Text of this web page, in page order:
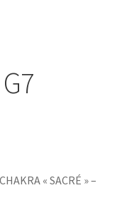
« SACRÉ » –